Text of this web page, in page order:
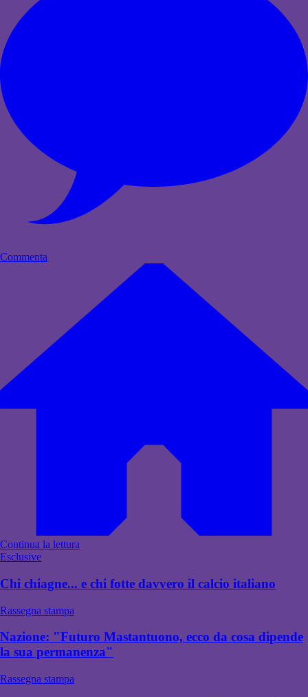
Commenta
Continua la lettura
Esclusive
Chi chiagne... e chi fotte davvero il calcio italiano
Rassegna stampa
Nazione: "Futuro Mastantuono, ecco da cosa dipende
la sua permanenza"
Rassegna stampa